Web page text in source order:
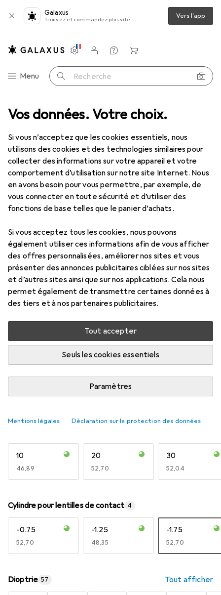
Vos données. Votre choix.
Si vous n’acceptez que les cookies essentiels, nous
utilisons des cookies et des technologies similaires pour
collecter des informations sur votre appareil et votre
comportement d’utilisation sur notre site Internet. Nous
en avons besoin pour vous permettre, par exemple, de
vous connecter en toute sécurité et d’utiliser des
fonctions de base telles que le panier d’achats.
Si vous acceptez tous les cookies, nous pouvons
également utiliser ces informations afin de vous afficher
des offres personnalisées, améliorer nos sites et vous
présenter des annonces publicitaires ciblées sur nos sites
et d’autres sites ainsi que sur nos applications. Cela nous
permet également de transmettre certaines données à
des tiers et à nos partenaires publicitaires.
Tout accepter
Seuls les cookies essentiels
Paramètres
Mentions légales Déclaration sur la protection des données
Galaxus
Trouvez et commandez plus vite Vers l'app
Navigation par catégorie
Menu Recherche
Paramètres
Compte client
Listes de comparaison
Listes d'envies
Panier
de contact Air Optix plus HydraGlyde pour l'astigmatisme
Air Optixplus HydraGlyde pour
l'astigmatisme
Prix en EUR TVA incl.
EUR
52,70 EUR
8,78/1pcs
Livré entre ven, 14/8 et mar, 18/8
Ajouter au panier
livraison gratuite
10
EUR
46,89
20
EUR
52,70
30
EUR
52,04
Cylindre pour lentilles de contact 4
-0.75
EUR
52,70
-1.25
EUR
48,35
-1.75
EUR
52,70
Dioptrie 57 Tout afficher